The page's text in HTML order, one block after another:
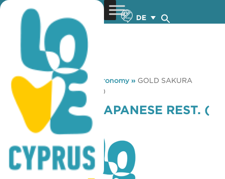
DE
You are here: Home »Gastronomy» GOLD SAKURA
JAPANESE REST. ( PAFOS )
GOLD SAKURA JAPANESE REST. (
PAFOS )